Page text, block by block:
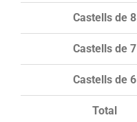
Total
Castells de 8
Castells de 7
Castells de 6